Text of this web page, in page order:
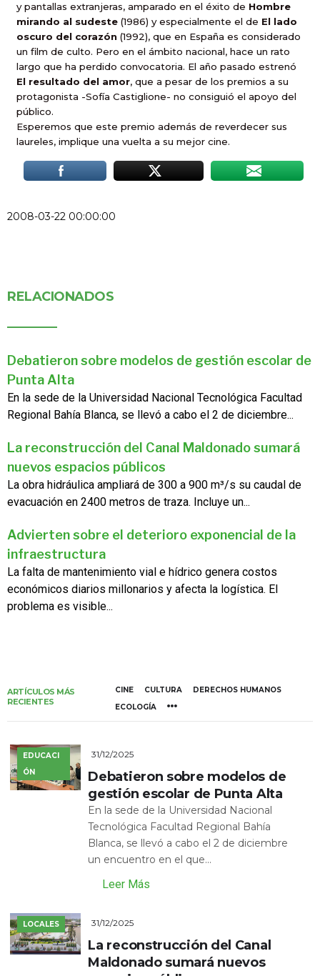
y pantallas extranjeras, amparado en el éxito de Hombre
mirando al sudeste (1986) y especialmente el de El lado
oscuro del corazón (1992), que en España es considerado
un film de culto. Pero en el ámbito nacional, hace un rato
largo que ha perdido convocatoria. El año pasado estrenó
El resultado del amor, que a pesar de los premios a su
protagonista -Sofía Castiglione- no consiguió el apoyo del
público.
Esperemos que este premio además de reverdecer sus
laureles, implique una vuelta a su mejor cine.
2008-03-22 00:00:00
RELACIONADOS
Debatieron sobre modelos de gestión escolar de
Punta Alta
En la sede de la Universidad Nacional Tecnológica Facultad
Regional Bahía Blanca, se llevó a cabo el 2 de diciembre...
La reconstrucción del Canal Maldonado sumará
nuevos espacios públicos
La obra hidráulica ampliará de 300 a 900 m³/s su caudal de
evacuación en 2400 metros de traza. Incluye un...
Advierten sobre el deterioro exponencial de la
infraestructura
La falta de mantenimiento vial e hídrico genera costos
económicos diarios millonarios y afecta la logística. El
problema es visible...
ARTÍCULOS MÁS
RECIENTES
CINE CULTURA
DERECHOS HUMANOS
ECOLOGÍA
EDUCACI
ÓN
31/12/2025
Debatieron sobre modelos de
gestión escolar de Punta Alta
En la sede de la Universidad Nacional
Tecnológica Facultad Regional Bahía
Blanca, se llevó a cabo el 2 de diciembre
un encuentro en el que...
Leer Más
LOCALES 31/12/2025
La reconstrucción del Canal
Maldonado sumará nuevos